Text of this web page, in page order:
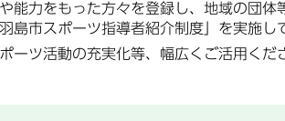
能力をもった方々を登録し、地域の団体
島市スポーツ指導者紹介制度」を実施し
ーツ活動の充実化等、幅広くご活用くだ